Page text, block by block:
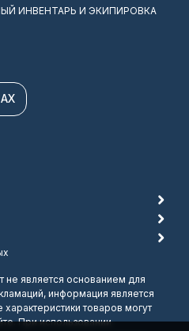
ИНВЕНТАРЬ И ЭКИПИРОВКА
является основанием для
информация является
товаров могут
При использовании